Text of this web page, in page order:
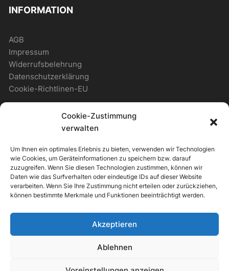
Cookie-Zustimmung
verwalten
Um Ihnen ein optimales Erlebnis zu bieten, verwenden wir Technologien
wie Cookies, um Geräteinformationen zu speichern bzw. darauf
zuzugreifen. Wenn Sie diesen Technologien zustimmen, können wir
Daten wie das Surfverhalten oder eindeutige IDs auf dieser Website
verarbeiten. Wenn Sie Ihre Zustimmung nicht erteilen oder zurückziehen,
können bestimmte Merkmale und Funktionen beeinträchtigt werden.
Akzeptieren
Ablehnen
INFORMATION
AGB
Impressum
Widerrufsbelehrung
Datenschutzerklärung
Cookie-Richtlinen-EU
WICHTIGES
Zahlungsmöglichkeiten
Versandmöglichkeiten
Newsletter
ALLGEMEIN